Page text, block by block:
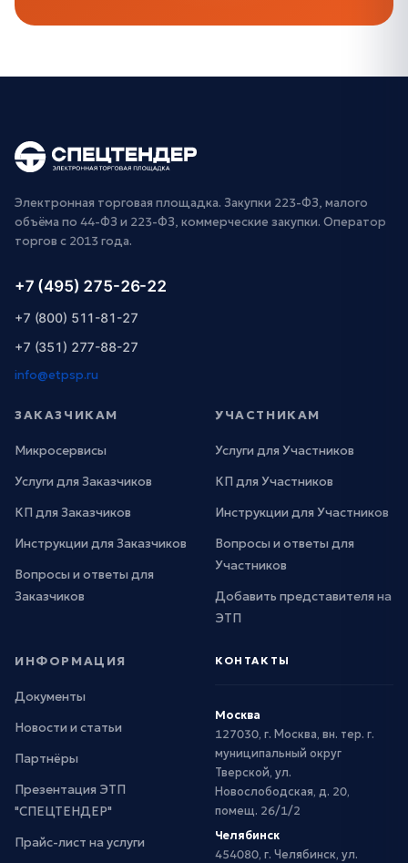
Электронная торговая площадка. Закупки 223-ФЗ, малого
объёма по 44-ФЗ и 223-ФЗ, коммерческие закупки. Оператор
торгов с 2013 года.
+7 (495) 275-26-22
+7 (800) 511-81-27
+7 (351) 277-88-27
info@etpsp.ru
ЗАКАЗЧИКАМ
Микросервисы
Услуги для Заказчиков
КП для Заказчиков
Инструкции для Заказчиков
Вопросы и ответы для
Заказчиков
УЧАСТНИКАМ
Услуги для Участников
КП для Участников
Инструкции для Участников
Вопросы и ответы для
Участников
Добавить представителя на
ЭТП
ИНФОРМАЦИЯ
Документы
Новости и статьи
Партнёры
Презентация ЭТП
"СПЕЦТЕНДЕР"
Прайс-лист на услуги
КОНТАКТЫ
Москва
127030, г. Москва, вн. тер. г.
муниципальный округ
Тверской, ул.
Новослободская, д. 20,
помещ. 26/1/2
Челябинск
454080, г. Челябинск, ул.